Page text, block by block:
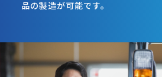
品の製造が可能です。